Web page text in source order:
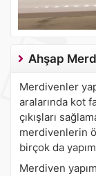
Ahşap
Merdivenler
aralarında kot
çıkışları
merdivenlerin
birçok da
Merdiven